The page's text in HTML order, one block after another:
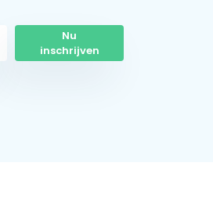
Nu
inschrijven